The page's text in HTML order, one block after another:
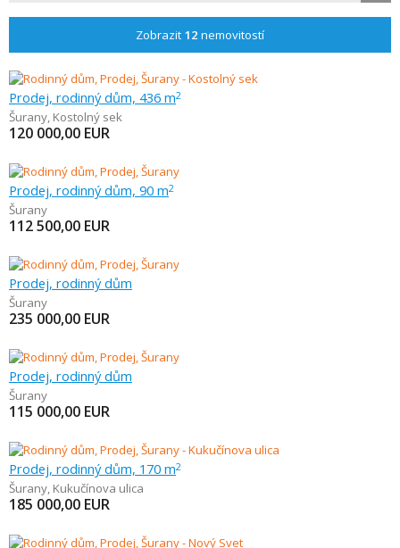
Zobrazit 12 nemovitostí
Prodej, rodinný dům, 436 m2
Šurany, Kostolný sek
120 000,00 EUR
Prodej, rodinný dům, 90 m2
Šurany
112 500,00 EUR
Prodej, rodinný dům
Šurany
235 000,00 EUR
Prodej, rodinný dům
Šurany
115 000,00 EUR
Prodej, rodinný dům, 170 m2
Šurany, Kukučínova ulica
185 000,00 EUR